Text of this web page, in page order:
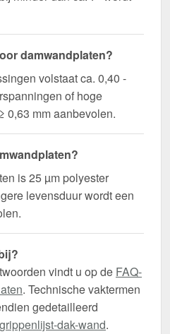
damwandplaten?
volstaat ca. 0,40 -
of hoge
0,63 mm aanbevolen.
is 25 µm polyester
levensduur wordt een
vindt u op de FAQ-
. Technische vaktermen
gedetailleerd
dak-wand.